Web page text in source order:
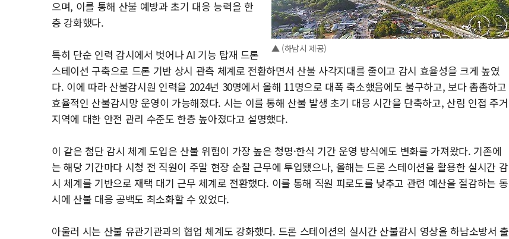
▲ (하남시 제공)
으며, 이를 통해 산불 예방과 초기 대응 능력을 한
층 강화했다.
특히 단순 인력 감시에서 벗어나 AI 기능 탑재 드론
스테이션 구축으로 드론 기반 상시 관측 체계로 전환하면서 산불 사각지대를 줄이고 감시 효율성을 크게 높였
다. 이에 따라 산불감시원 인력을 2024년 30명에서 올해 11명으로 대폭 축소했음에도 불구하고, 보다 촘촘하고
효율적인 산불감시망 운영이 가능해졌다. 시는 이를 통해 산불 발생 초기 대응 시간을 단축하고, 산림 인접 주거
지역에 대한 안전 관리 수준도 한층 높아졌다고 설명했다.
이 같은 첨단 감시 체계 도입은 산불 위험이 가장 높은 청명·한식 기간 운영 방식에도 변화를 가져왔다. 기존에
는 해당 기간마다 시청 전 직원이 주말 현장 순찰 근무에 투입됐으나, 올해는 드론 스테이션을 활용한 실시간 감
시 체계를 기반으로 재택 대기 근무 체계로 전환했다. 이를 통해 직원 피로도를 낮추고 관련 예산을 절감하는 동
시에 산불 대응 공백도 최소화할 수 있었다.
아울러 시는 산불 유관기관과의 협업 체계도 강화했다. 드론 스테이션의 실시간 산불감시 영상을 하남소방서 출